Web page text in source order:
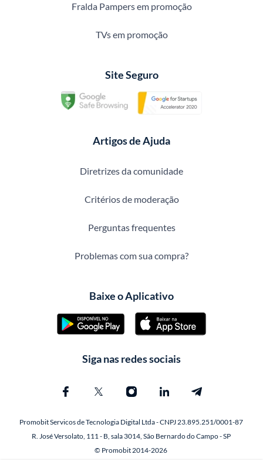
Fralda Pampers em promoção
TVs em promoção
Site Seguro
Artigos de Ajuda
Diretrizes da comunidade
Critérios de moderação
Perguntas frequentes
Problemas com sua compra?
Baixe o Aplicativo
Siga nas redes sociais
Promobit Servicos de Tecnologia Digital Ltda - CNPJ 23.895.251/0001-87
R. José Versolato, 111 - B, sala 3014, São Bernardo do Campo - SP
© Promobit 2014-2026